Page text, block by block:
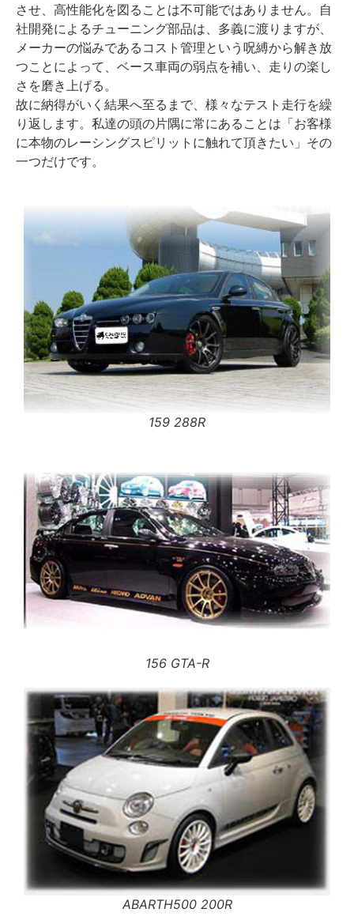
させ、高性能化を図ることは不可能ではありません。自
社開発によるチューニング部品は、多義に渡りますが、
メーカーの悩みであるコスト管理という呪縛から解き放
つことによって、ベース車両の弱点を補い、走りの楽し
さを磨き上げる。
故に納得がいく結果へ至るまで、様々なテスト走行を繰
り返します。私達の頭の片隅に常にあることは「お客様
に本物のレーシングスピリットに触れて頂きたい」その
一つだけです。
159 288R
156 GTA-R
ABARTH500 200R